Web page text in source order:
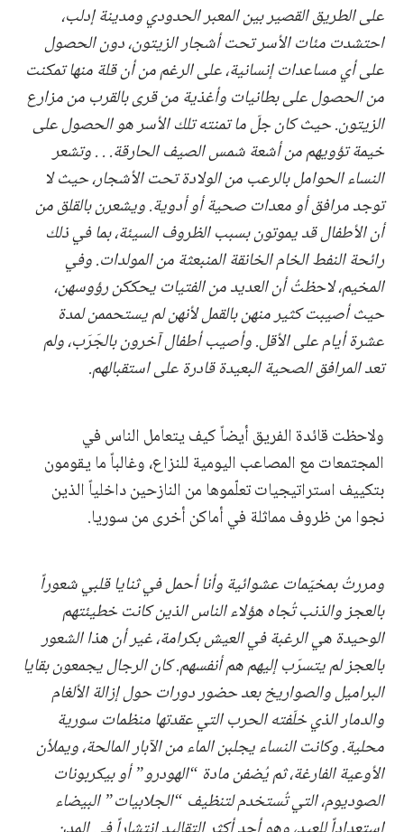
على الطريق القصير بين المعبر الحدودي ومدينة إدلب،
احتشدت مئات الأسر تحت أشجار الزيتون، دون الحصول
على أي مساعدات إنسانية، على الرغم من أن قلة منها تمكنت
من الحصول على بطانيات وأغذية من قرى بالقرب من مزارع
الزيتون. حيث كان جلّ ما تمنته تلك الأسر هو الحصول على
خيمة تؤويهم من أشعة شمس الصيف الحارقة. . . وتشعر
النساء الحوامل بالرعب من الولادة تحت الأشجار، حيث لا
توجد مرافق أو معدات صحية أو أدوية. ويشعرن بالقلق من
أن الأطفال قد يموتون بسبب الظروف السيئة، بما في ذلك
رائحة النفط الخام الخانقة المنبعثة من المولدات. وفي
المخيم، لاحظتُ أن العديد من الفتيات يحككن رؤوسهن،
حيث أصيبت كثير منهن بالقمل لأنهن لم يستحممن لمدة
عشرة أيام على الأقل. وأصيب أطفال آخرون بالجَرَب، ولم
تعد المرافق الصحية البعيدة قادرة على استقبالهم.
ولاحظت قائدة الفريق أيضاً كيف يتعامل الناس في
المجتمعات مع المصاعب اليومية للنزاع، وغالباً ما يقومون
بتكييف استراتيجيات تعلّموها من النازحين داخلياً الذين
نجوا من ظروف مماثلة في أماكن أخرى من سوريا.
ومررتُ بمخيّمات عشوائية وأنا أحمل في ثنايا قلبي شعوراً
بالعجز والذنب تُجاه هؤلاء الناس الذين كانت خطيئتهم
الوحيدة هي الرغبة في العيش بكرامة، غير أن هذا الشعور
بالعجز لم يتسرّب إليهم هم أنفسهم. كان الرجال يجمعون بقايا
البراميل والصواريخ بعد حضور دورات حول إزالة الألغام
والدمار الذي خلّفته الحرب التي عقدتها منظمات سورية
محلية. وكانت النساء يجلبن الماء من الآبار المالحة، ويملأن
الأوعية الفارغة، ثم يُضفن مادة “الهودرو” أو بيكربونات
الصوديوم، التي تُستخدم لتنظيف “الجلابيات” البيضاء